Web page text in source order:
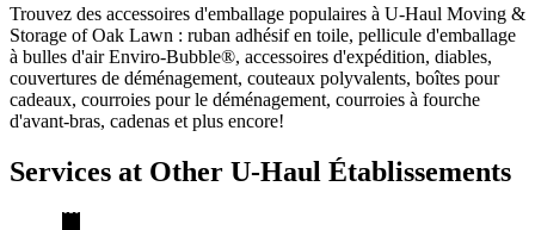
Trouvez des accessoires d'emballage populaires à U-Haul Moving &
Storage of Oak Lawn : ruban adhésif en toile, pellicule d'emballage
à bulles d'air Enviro-Bubble®, accessoires d'expédition, diables,
couvertures de déménagement, couteaux polyvalents, boîtes pour
cadeaux, courroies pour le déménagement, courroies à fourche
d'avant-bras, cadenas et plus encore!
Services at Other U-Haul Établissements